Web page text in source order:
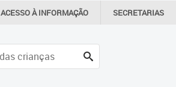
ACESSO ÀINFORMAÇÃO SECRETARIAS